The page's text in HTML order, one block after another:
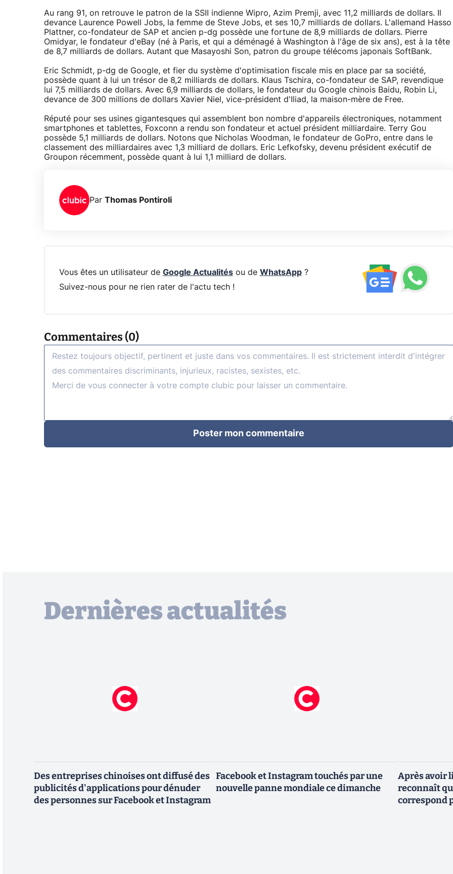
Au rang 91, on retrouve le patron de la SSII indienne Wipro, Azim Premji, avec 11,2 milliards de dollars. Il
devance Laurence Powell Jobs, la femme de Steve Jobs, et ses 10,7 milliards de dollars. L'allemand Hasso
Plattner, co-fondateur de SAP et ancien p-dg possède une fortune de 8,9 milliards de dollars. Pierre
Omidyar, le fondateur d'eBay (né à Paris, et qui a déménagé à Washington à l'âge de six ans), est à la tête
de 8,7 milliards de dollars. Autant que Masayoshi Son, patron du groupe télécoms japonais SoftBank.
Eric Schmidt, p-dg de Google, et fier du système d'optimisation fiscale mis en place par sa société,
possède quant à lui un trésor de 8,2 milliards de dollars. Klaus Tschira, co-fondateur de SAP, revendique
lui 7,5 milliards de dollars. Avec 6,9 milliards de dollars, le fondateur du Google chinois Baidu, Robin Li,
devance de 300 millions de dollars Xavier Niel, vice-président d'Iliad, la maison-mère de Free.
Réputé pour ses usines gigantesques qui assemblent bon nombre d'appareils électroniques, notamment
smartphones et tablettes, Foxconn a rendu son fondateur et actuel président milliardaire. Terry Gou
possède 5,1 milliards de dollars. Notons que Nicholas Woodman, le fondateur de GoPro, entre dans le
classement des milliardaires avec 1,3 milliard de dollars. Eric Lefkofsky, devenu président exécutif de
Groupon récemment, possède quant à lui 1,1 milliard de dollars.
Par Thomas Pontiroli
Vous êtes un utilisateur de Google Actualitésou de WhatsApp?
Suivez-nous pour ne rien rater de l'actu tech !
Commentaires (0)
Poster mon commentaire
Dernières actualités
Des entreprises chinoises ont diffusé des
publicités d'applications pour dénuder
des personnes sur Facebook et Instagram
Facebook et Instagram touchés par une
nouvelle panne mondiale ce dimanche
Après avoir
reconnaît
correspond